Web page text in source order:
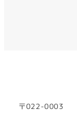
〒022-0003